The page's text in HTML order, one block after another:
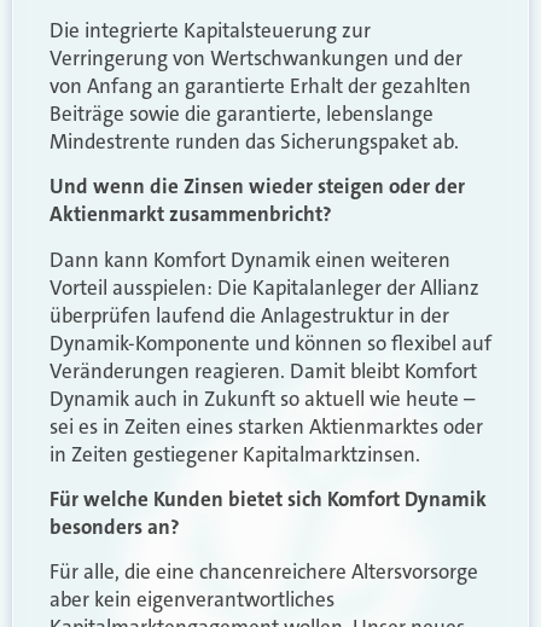
Die integrierte Kapitalsteuerung zur
Verringerung von Wertschwankungen und der
von Anfang an garantierte Erhalt der gezahlten
Beiträge sowie die garantierte, lebenslange
Mindestrente runden das Sicherungspaket ab.
Und wenn die Zinsen wieder steigen oder der
Aktienmarkt zusammenbricht?
Dann kann Komfort Dynamik einen weiteren
Vorteil ausspielen: Die Kapitalanleger der Allianz
überprüfen laufend die Anlagestruktur in der
Dynamik-Komponente und können so flexibel auf
Veränderungen reagieren. Damit bleibt Komfort
Dynamik auch in Zukunft so aktuell wie heute –
sei es in Zeiten eines starken Aktienmarktes oder
in Zeiten gestiegener Kapitalmarktzinsen.
Für welche Kunden bietet sich Komfort Dynamik
besonders an?
Für alle, die eine chancenreichere Altersvorsorge
aber kein eigenverantwortliches